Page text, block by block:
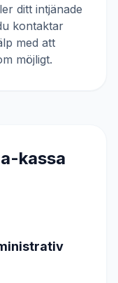
ditt intjänade
kontaktar
med att
möjligt.
kassa